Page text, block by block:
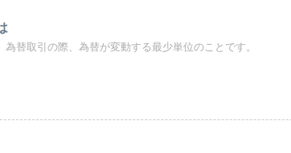
為替取引の際、為替が変動する最少単位のことです。